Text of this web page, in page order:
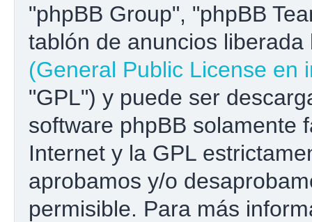
"phpBB Group", "phpBB
tablón de anuncios liberada
(General Public License en
"GPL") y puede ser
software phpBB solamente
Internet y la GPL
aprobamos y/o
permisible. Para más